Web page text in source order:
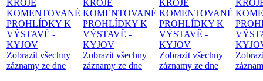
KROJE
KOMENTOVANÉ
PROHLÍDKY K
VÝSTAVĚ -
KYJOV
Zobrazit všechny
záznamy ze dne
KROJE
KOMENTOVANÉ
PROHLÍDKY K
VÝSTAVĚ -
KYJOV
Zobrazit všechny
záznamy ze dne
KROJE
KOMENTOVANÉ
PROHLÍDKY K
VÝSTAVĚ -
KYJOV
Zobrazit všechny
záznamy ze dne